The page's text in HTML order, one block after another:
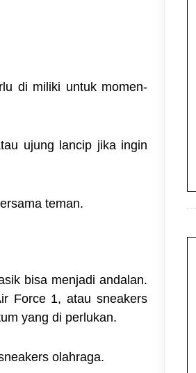
di miliki untuk momen-
ujung lancip jika ingin
teman.
bisa menjadi andalan.
Force 1, atau sneakers
yang di perlukan.
olahraga.